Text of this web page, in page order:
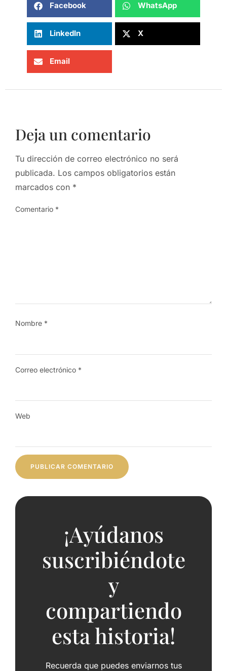
Facebook WhatsApp
LinkedIn X
Email
Deja un comentario
Tu dirección de correo electrónico no será
publicada. Los campos obligatorios están
marcados con *
Comentario *
Nombre *
Correo electrónico *
Web
¡Ayúdanos
suscribiéndote
y
compartiendo
esta historia!
Recuerda que puedes enviarnos tus